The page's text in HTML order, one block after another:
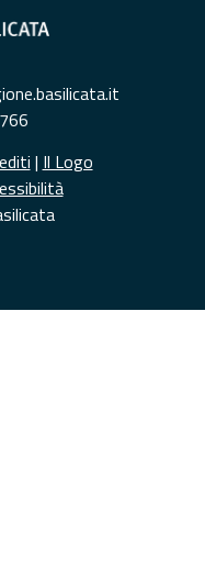
| Il Logo